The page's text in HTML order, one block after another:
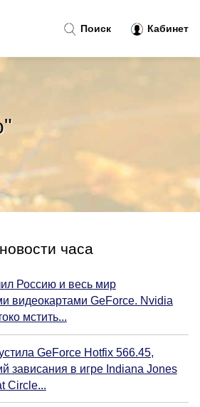
часа
Россию и весь мир
видеокартами GeForce. Nvidia
мстить...
GeForce Hotfix 566.45,
зависания в игре Indiana Jones
Circle...
Поиск Кабинет